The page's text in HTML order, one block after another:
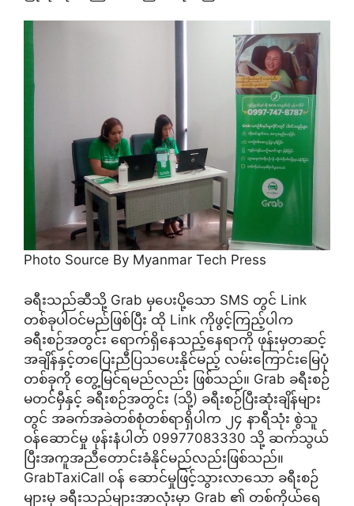
Photo Source By Myanmar Tech Press
ခရီးသည်ဆီသို့ Grab မှပေးပို့သော SMS တွင် Link
တစ်ခုပါဝင်မည်ဖြစ်ပြီး ထို Link ကိုဖွင့်ကြည့်ပါက
ခရီးစဉ်အတွင်း ရောက်ရှိနေသည့်နေရာကို ဖုန်းမှတဆင့်
အချိန်နှင့်တပြေးညီပြသပေးနိုင်မည့် လမ်းကြောင်းမြေပုံ
တစ်ခုကို တွေ့မြင်ရမည်လည်း ဖြစ်သည်။ Grab ခရီးစဉ်
မတင်မှီနှင့် ခရီးစဉ်အတွင်း (သို့) ခရီးစဉ်ပြီးဆုံးချိန်များ
တွင် အခက်အခဲတစ်စုံတစ်ရာရှိပါက ၂၄ နာရီသုံး စွဲသူ
ဝန်ဆောင်မှု ဖုန်းနံပါတ် 09977083330 သို့ ဆက်သွယ်
ပြီးအကူအညီတောင်းခံနိုင်မည်လည်းဖြစ်သည်။
GrabTaxiCall ဝန် ဆောင်မှုဖြင့်သွားလာသော ခရီးစဉ်
များမှ ခရီးသည်များအာလုံးမှာ Grab ၏ တစ်ကိုယ်ရေ